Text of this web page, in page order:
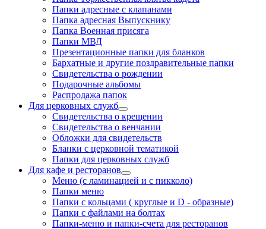
Папки адресные с клапанами
Папка адресная Выпускнику
Папка Военная присяга
Папки МВД
Презентационные папки для бланков
Бархатные и другие поздравительные папки
Свидетельства о рождении
Подарочные альбомы
Распродажа папок
Для церковных служб
Свидетельства о крещении
Свидетельства о венчании
Обложки для свидетельств
Бланки с церковной тематикой
Папки для церковных служб
Для кафе и ресторанов
Меню (с ламинацией и с пикколо)
Папки меню
Папки с кольцами ( круглые и D - образные)
Папки с файлами на болтах
Папки-меню и папки-счета для ресторанов